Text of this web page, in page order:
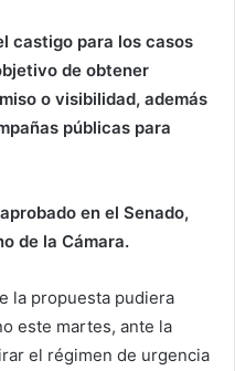
castigo para los casos
de obtener
o visibilidad, además
públicas para
en el Senado,
de la Cámara.
la propuesta pudiera
este martes, ante la
el régimen de urgencia